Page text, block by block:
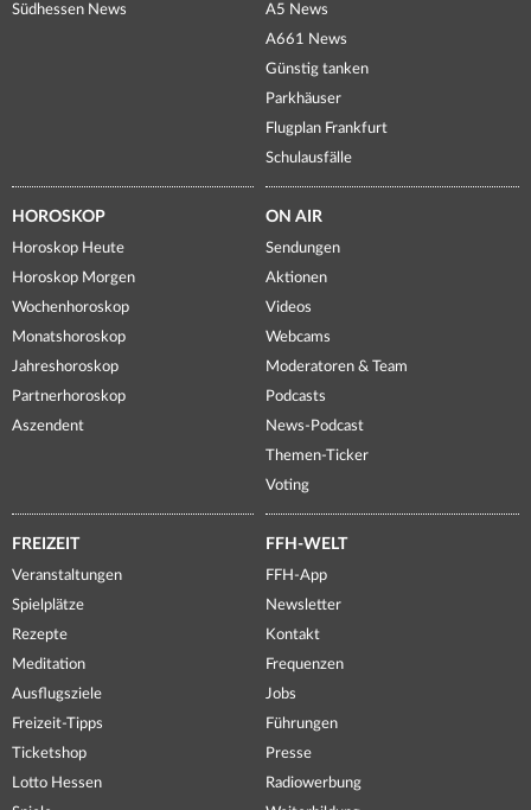
Südhessen News
A5 News
A661 News
Günstig tanken
Parkhäuser
Flugplan Frankfurt
Schulausfälle
HOROSKOP
Horoskop Heute
Horoskop Morgen
Wochenhoroskop
Monatshoroskop
Jahreshoroskop
Partnerhoroskop
Aszendent
ON AIR
Sendungen
Aktionen
Videos
Webcams
Moderatoren & Team
Podcasts
News-Podcast
Themen-Ticker
Voting
FREIZEIT
Veranstaltungen
Spielplätze
Rezepte
Meditation
Ausflugsziele
Freizeit-Tipps
Ticketshop
Lotto Hessen
FFH-WELT
FFH-App
Newsletter
Kontakt
Frequenzen
Jobs
Führungen
Presse
Radiowerbung